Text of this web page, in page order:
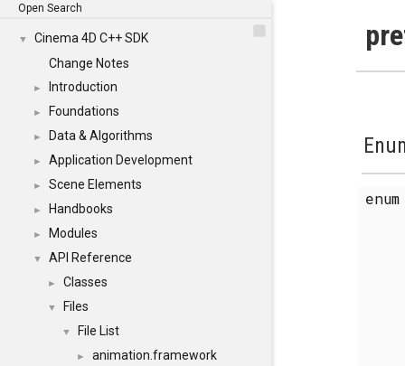
Open Search
▼
Cinema 4D C++ SDK
Change Notes
► Introduction
► Foundations
► Data & Algorithms
► Application Development
► Scene Elements
► Handbooks
► Modules
▼ API Reference
► Classes
▼ Files
▼ File List
► animation.framework